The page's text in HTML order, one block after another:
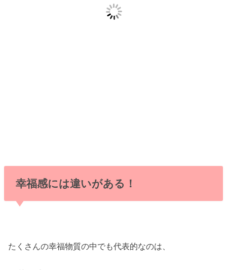
幸福感には違いがある！
たくさんの幸福物質の中でも代表的なのは、